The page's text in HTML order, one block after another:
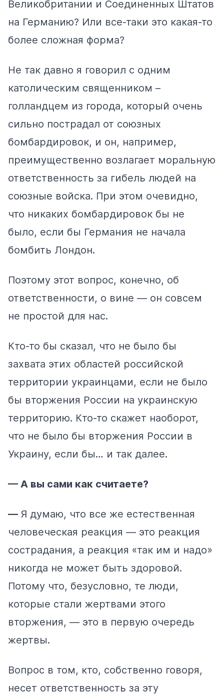
Великобритании и Соединенных Штатов
на Германию? Или все-таки это какая-то
более сложная форма?
Не так давно я говорил с одним
католическим священником –
голландцем из города, который очень
сильно пострадал от союзных
бомбардировок, и он, например,
преимущественно возлагает моральную
ответственность за гибель людей на
союзные войска. При этом очевидно,
что никаких бомбардировок бы не
было, если бы Германия не начала
бомбить Лондон.
Поэтому этот вопрос, конечно, об
ответственности, о вине — он совсем
не простой для нас.
Кто-то бы сказал, что не было бы
захвата этих областей российской
территории украинцами, если не было
бы вторжения России на украинскую
территорию. Кто-то скажет наоборот,
что не было бы вторжения России в
Украину, если бы… и так далее.
— А вы сами как считаете?
— Я думаю, что все же естественная
человеческая реакция — это реакция
сострадания, а реакция «так им и надо»
никогда не может быть здоровой.
Потому что, безусловно, те люди,
которые стали жертвами этого
вторжения, — это в первую очередь
жертвы.
Вопрос в том, кто, собственно говоря,
несет ответственность за эту